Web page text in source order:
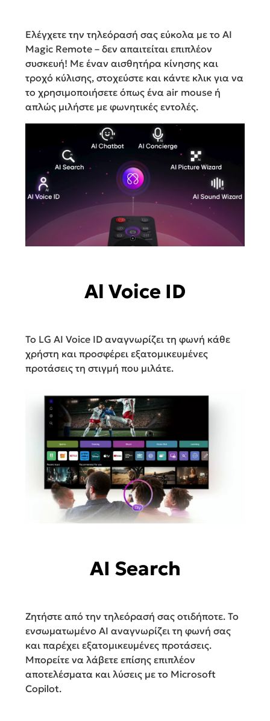
Ελέγχετε την τηλεόρασή σας εύκολα με το AI
Magic Remote – δεν απαιτείται επιπλέον
συσκευή! Με έναν αισθητήρα κίνησης και
τροχό κύλισης, στοχεύστε και κάντε κλικ για να
το χρησιμοποιήσετε όπως ένα air mouse ή
απλώς μιλήστε με φωνητικές εντολές.
Al Voice ID
Το LG AI Voice ID αναγνωρίζει τη φωνή κάθε
χρήστη και προσφέρει εξατομικευμένες
προτάσεις τη στιγμή που μιλάτε.
AI Search
Ζητήστε από την τηλεόρασή σας οτιδήποτε. Το
ενσωματωμένο AI αναγνωρίζει τη φωνή σας
και παρέχει εξατομικευμένες προτάσεις.
Μπορείτε να λάβετε επίσης επιπλέον
αποτελέσματα και λύσεις με το Microsoft
Copilot.